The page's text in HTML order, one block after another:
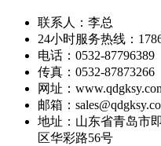
联系人：李总
24小时服务热线：
电话：0532-87796389
传真：0532-87873266
网址：
邮箱：
地址：山东省青岛市
区华彩路56号